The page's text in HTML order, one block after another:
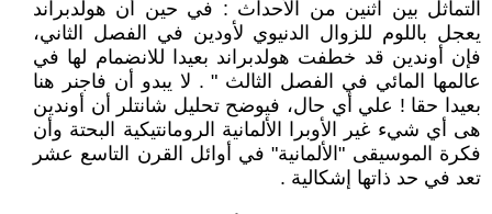
التماثل بين اثنين من الأحداث : في حين أن هولدبراند
يعجل باللوم للزوال الدنيوي لأودين في الفصل الثاني،
فإن أوندين قد خطفت هولدبراند بعيدا للانضمام لها في
عالمها المائي في الفصل الثالث " . لا يبدو أن فاجنر هنا
بعيدا حقا ! علي أي حال، فيوضح تحليل شانتلر أن أوندين
هى أي شيء غير الأوبرا الألمانية الرومانتيكية البحتة وأن
فكرة الموسيقى "الألمانية" في أوائل القرن التاسع عشر
تعد في حد ذاتها إشكالية .